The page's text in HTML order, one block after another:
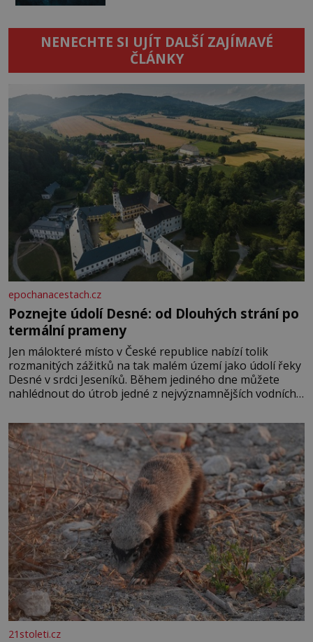
NENECHTE SI UJÍT DALŠÍ ZAJÍMAVÉ
ČLÁNKY
epochanacestach.cz
Poznejte údolí Desné: od Dlouhých strání po
termální prameny
Jen málokteré místo v České republice nabízí tolik
rozmanitých zážitků na tak malém území jako údolí řeky
Desné v srdci Jeseníků. Během jediného dne můžete
nahlédnout do útrob jedné z nejvýznamnějších vodních
se na koloběžce a den zakončit poznáváním památek ve
Velkých Losinách nebo v termálním
21stoleti.cz